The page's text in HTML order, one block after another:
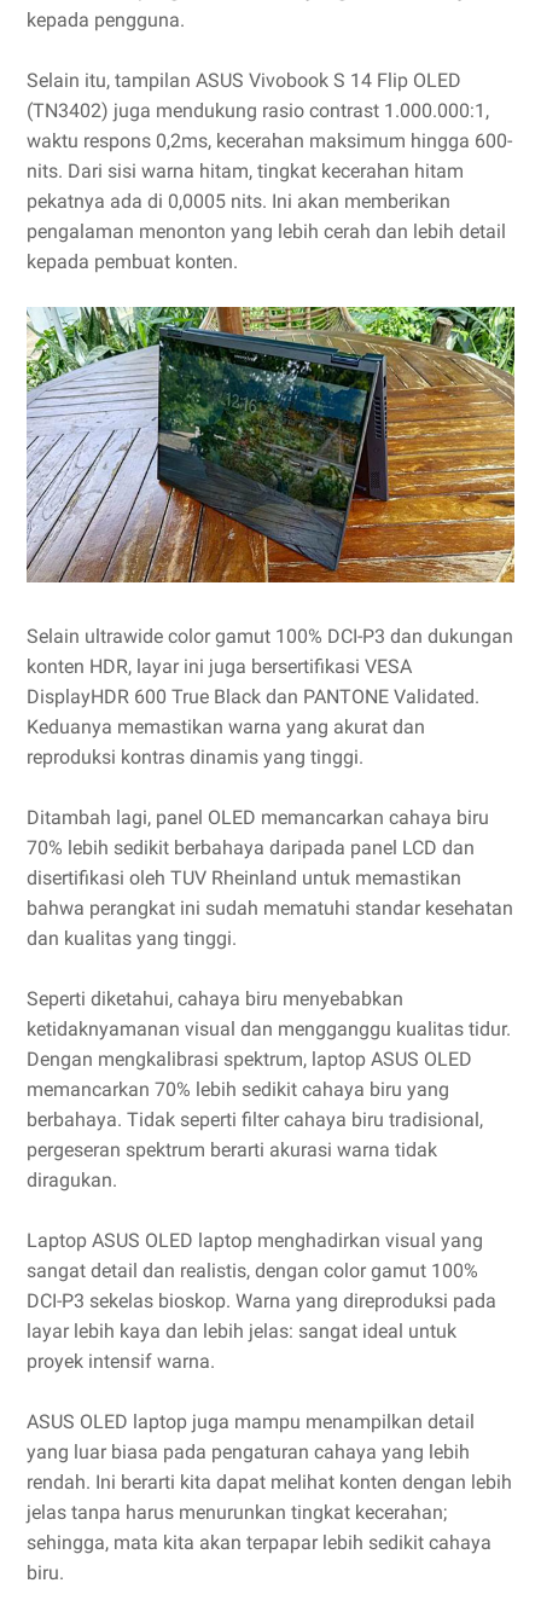
kepada pengguna.
Selain itu, tampilan ASUS Vivobook S 14 Flip OLED
(TN3402) juga mendukung rasio contrast 1.000.000:1,
waktu respons 0,2ms, kecerahan maksimum hingga 600-
nits. Dari sisi warna hitam, tingkat kecerahan hitam
pekatnya ada di 0,0005 nits. Ini akan memberikan
pengalaman menonton yang lebih cerah dan lebih detail
kepada pembuat konten.
Selain ultrawide color gamut 100% DCI-P3 dan dukungan
konten HDR, layar ini juga bersertifikasi VESA
DisplayHDR 600 True Black dan PANTONE Validated.
Keduanya memastikan warna yang akurat dan
reproduksi kontras dinamis yang tinggi.
Ditambah lagi, panel OLED memancarkan cahaya biru
70% lebih sedikit berbahaya daripada panel LCD dan
disertifikasi oleh TUV Rheinland untuk memastikan
bahwa perangkat ini sudah mematuhi standar kesehatan
dan kualitas yang tinggi.
Seperti diketahui, cahaya biru menyebabkan
ketidaknyamanan visual dan mengganggu kualitas tidur.
Dengan mengkalibrasi spektrum, laptop ASUS OLED
memancarkan 70% lebih sedikit cahaya biru yang
berbahaya. Tidak seperti filter cahaya biru tradisional,
pergeseran spektrum berarti akurasi warna tidak
diragukan.
Laptop ASUS OLED laptop menghadirkan visual yang
sangat detail dan realistis, dengan color gamut 100%
DCI-P3 sekelas bioskop. Warna yang direproduksi pada
layar lebih kaya dan lebih jelas: sangat ideal untuk
proyek intensif warna.
ASUS OLED laptop juga mampu menampilkan detail
yang luar biasa pada pengaturan cahaya yang lebih
rendah. Ini berarti kita dapat melihat konten dengan lebih
jelas tanpa harus menurunkan tingkat kecerahan;
sehingga, mata kita akan terpapar lebih sedikit cahaya
biru.